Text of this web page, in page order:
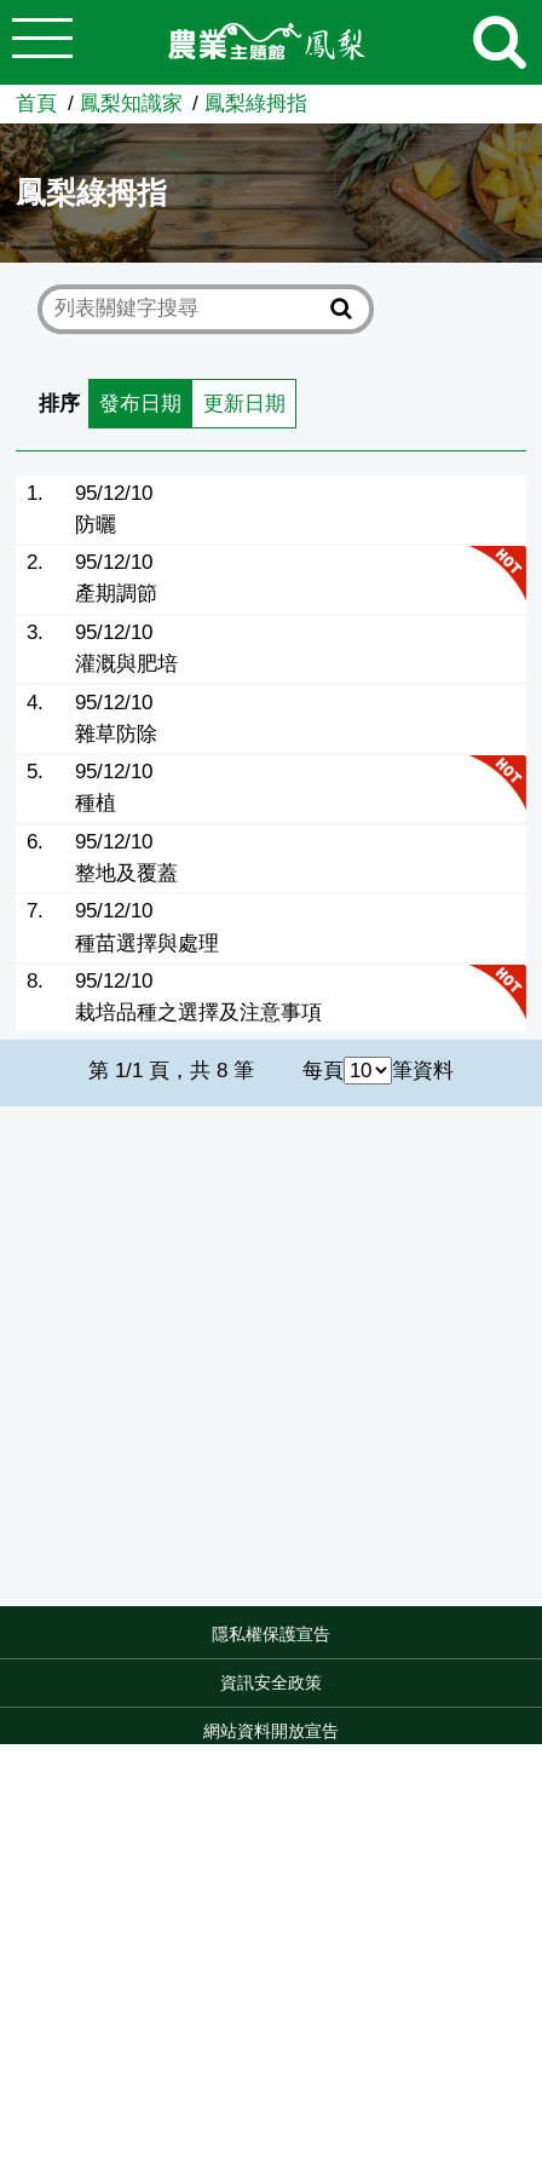
跳到主要內容
農業知識入口網
首頁 鳳梨知識家 鳳梨綠拇指
鳳梨綠拇指
排序 發布日期 更新日期
1.
95/12/10
防曬
2.
95/12/10
產期調節
3.
95/12/10
灌溉與肥培
4.
95/12/10
雜草防除
5.
95/12/10
種植
6.
95/12/10
整地及覆蓋
7.
95/12/10
種苗選擇與處理
8.
95/12/10
栽培品種之選擇及注意事項
第 1/1 頁，共 8 筆 每頁 筆資料
隱私權保護宣告
資訊安全政策
網站資料開放宣告